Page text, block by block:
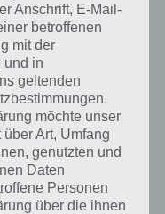
Anschrift, E-Mail-
betroffenen
mit der
und in
geltenden
möchte unser
Art, Umfang
genutzten und
Daten
Personen
über die ihnen